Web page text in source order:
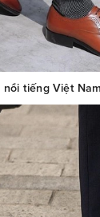
nổi tiếng Việt